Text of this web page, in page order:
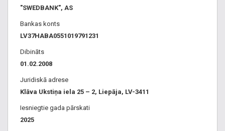
"SWEDBANK", AS
Bankas konts
LV37HABA0551019791231
Dibināts
01.02.2008
Juridiskā adrese
Klāva Ukstiņa iela 25 – 2, Liepāja, LV-3411
Iesniegtie gada pārskati
2025